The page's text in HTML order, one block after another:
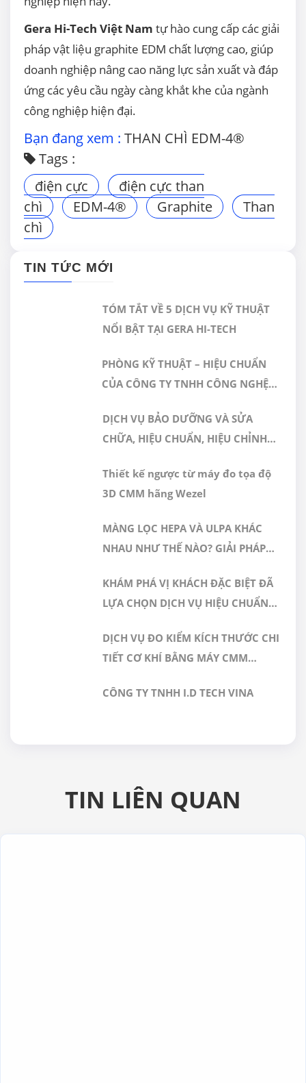
Gera Hi-Tech Việt Nam tự hào cung cấp các giải
pháp vật liệu graphite EDM chất lượng cao, giúp
doanh nghiệp nâng cao năng lực sản xuất và đáp
ứng các yêu cầu ngày càng khắt khe của ngành
công nghiệp hiện đại.
Bạn đang xem : THAN CHÌ EDM-4®
Tags :
điện cực
điện cực than
chì
EDM-4® Graphite
Than
chì
TIN TỨC MỚI
TÓM TẮT VỀ 5 DỊCH VỤ KỸ THUẬT
NỔI BẬT TẠI GERA HI-TECH
PHÒNG KỸ THUẬT – HIỆU CHUẨN
CỦA CÔNG TY TNHH CÔNG NGHỆ
NHẬN ĐÁP ỨNG TIÊU CHUẨN
ISO/IEC 17025:2017
DỊCH VỤ BẢO DƯỠNG VÀ SỬA
CHỮA, HIỆU CHUẨN, HIỆU CHỈNH
Thiết kế ngược từ máy đo tọa độ
3D CMM hãng Wezel
MÀNG LỌC HEPA VÀ ULPA KHÁC
NHAU NHƯ THẾ NÀO? GIẢI PHÁP
DƯỢC PHẨM
KHÁM PHÁ VỊ KHÁCH ĐẶC BIỆT ĐÃ
LỰA CHỌN DỊCH VỤ HIỆU CHUẨN
DỊCH VỤ ĐO KIỂM KÍCH THƯỚC CHI
TIẾT CƠ KHÍ BẰNG MÁY CMM
VIỆT NAM
CÔNG TY TNHH I.D TECH VINA
TIN LIÊN QUAN